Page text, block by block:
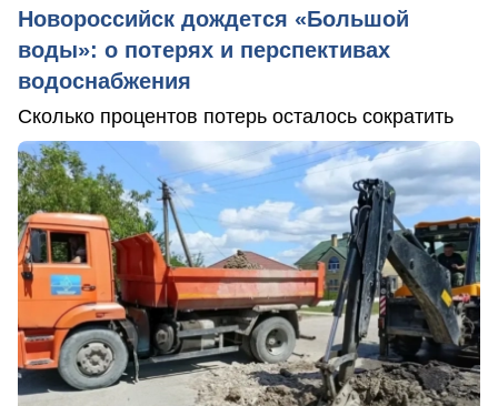
Новороссийск дождется «Большой
воды»: о потерях и перспективах
водоснабжения
Сколько процентов потерь осталось сократить